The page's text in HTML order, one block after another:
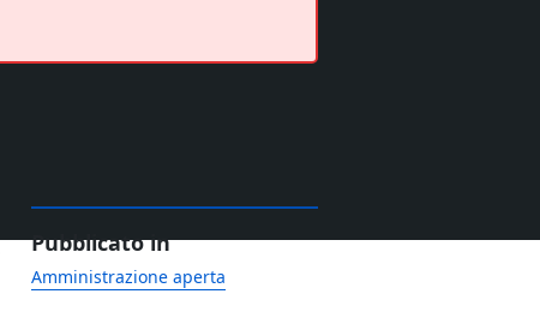
Pubblicato in
Amministrazione aperta